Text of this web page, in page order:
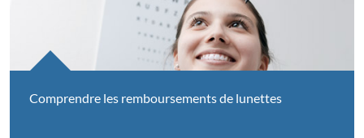
Comprendre les remboursements de lunettes